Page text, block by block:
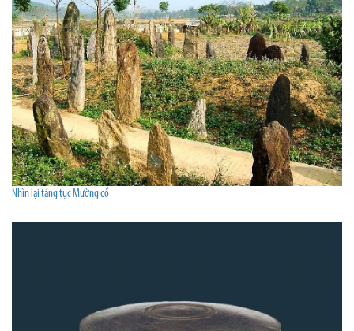
Nhìn lại táng tục Mường cổ